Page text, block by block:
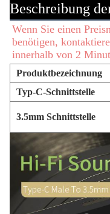
Beschreibung
Wenn Sie einen
benötigen,
innerhalb von 2
Produktbezeichnung
Typ-C-Schnittstelle
3.5mm Schnittstelle